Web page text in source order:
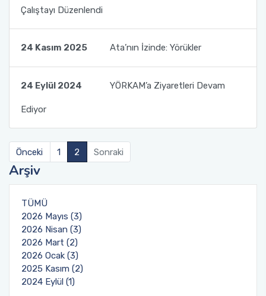
Çalıştayı Düzenlendi
24 Kasım 2025 Ata’nın İzinde: Yörükler
24 Eylül 2024 YÖRKAM’a Ziyaretleri Devam
Ediyor
Önceki 1 2 Sonraki
Arşiv
TÜMÜ
2026 Mayıs (3)
2026 Nisan (3)
2026 Mart (2)
2026 Ocak (3)
2025 Kasım (2)
2024 Eylül (1)